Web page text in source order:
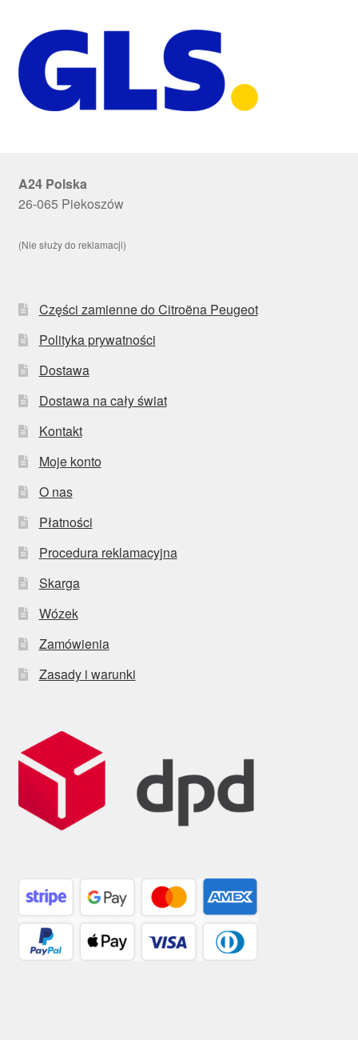
A24 Polska
26-065 Piekoszów
(Nie służy do reklamacji)
Części zamienne do Citroëna Peugeot
Polityka prywatności
Dostawa
Dostawa na cały świat
Kontakt
Moje konto
O nas
Płatności
Procedura reklamacyjna
Skarga
Wózek
Zamówienia
Zasady i warunki